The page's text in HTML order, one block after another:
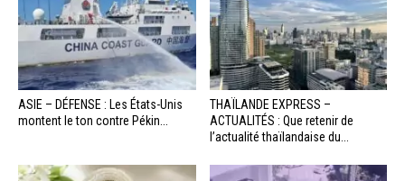
ASIE – DÉFENSE : Les États-Unis
montent le ton contre Pékin...
THAÏLANDE EXPRESS –
ACTUALITÉS : Que retenir de
l’actualité thaïlandaise du...